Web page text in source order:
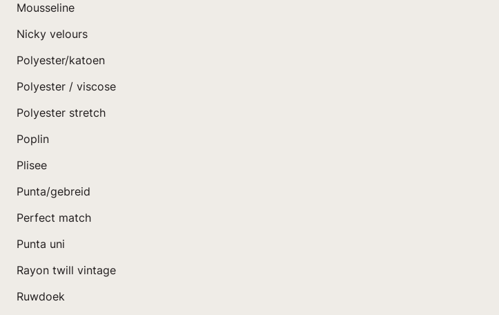
Mousseline
Nicky velours
Polyester/katoen
Polyester / viscose
Polyester stretch
Poplin
Plisee
Punta/gebreid
Perfect match
Punta uni
Rayon twill vintage
Ruwdoek